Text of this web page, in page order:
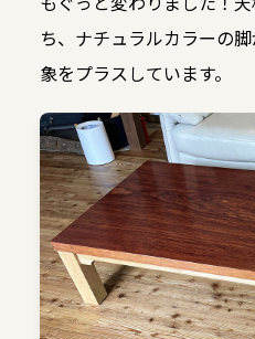
ち、ナチュラルカラーの
象をプラスしています。